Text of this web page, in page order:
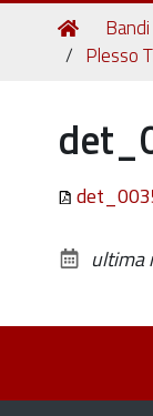
Tu
sei
Home
Plesso
ultima